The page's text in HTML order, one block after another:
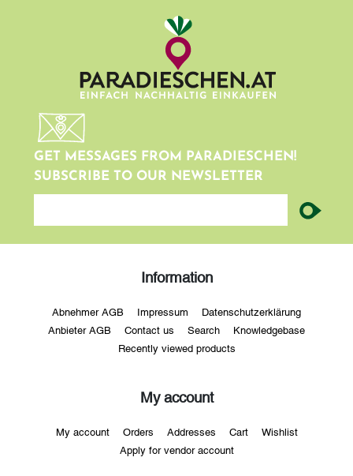
GET MESSAGES FROM PARADIESCHEN!
SUBSCRIBE TO OUR NEWSLETTER
newsletter
Information
Abnehmer AGB Impressum Datenschutzerklärung
Anbieter AGB Contact us Search Knowledgebase
Recently viewed products
My account
My account Orders Addresses Cart Wishlist
Apply for vendor account